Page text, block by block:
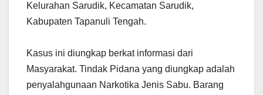
Kelurahan Sarudik, Kecamatan Sarudik,
Kabupaten Tapanuli Tengah.
Kasus ini diungkap berkat informasi dari
Masyarakat. Tindak Pidana yang diungkap adalah
penyalahgunaan Narkotika Jenis Sabu. Barang